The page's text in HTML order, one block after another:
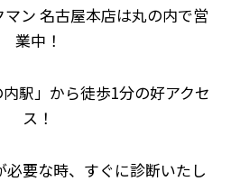
ン 名古屋本店は丸の内で営
業中！
駅」から徒歩1分の好アクセ
ス！
要な時、すぐに診断いたし